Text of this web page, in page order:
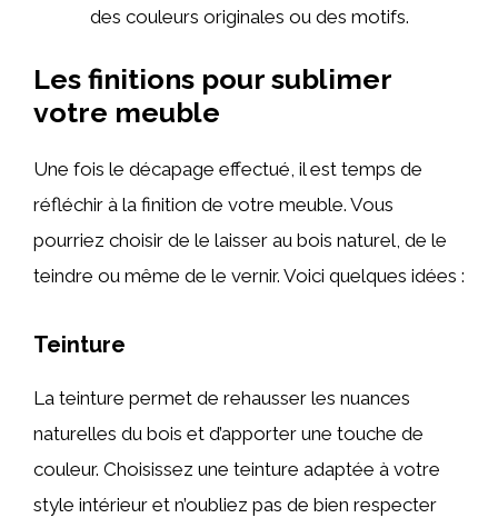
des couleurs originales ou des motifs.
Les finitions pour sublimer
votre meuble
Une fois le décapage effectué, il est temps de
réfléchir à la finition de votre meuble. Vous
pourriez choisir de le laisser au bois naturel, de le
teindre ou même de le vernir. Voici quelques idées :
Teinture
La teinture permet de rehausser les nuances
naturelles du bois et d’apporter une touche de
couleur. Choisissez une teinture adaptée à votre
style intérieur et n’oubliez pas de bien respecter